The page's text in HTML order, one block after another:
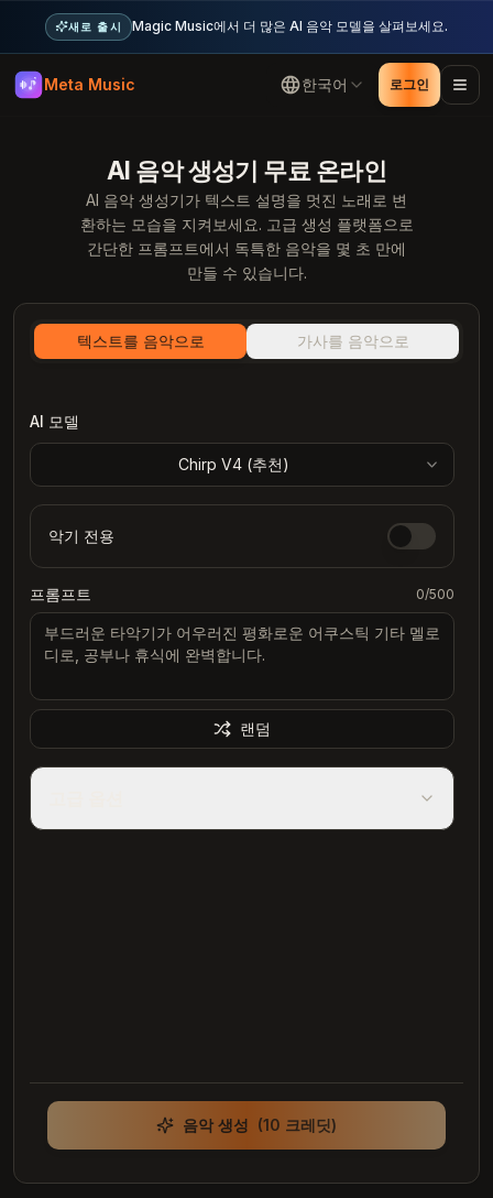
새로 출시 Magic Music에서 더 많은 AI 음악 모델을 살펴보세요.
Meta Music 한국어 로그인
AI 음악 생성기 무료 온라인
AI 음악 생성기가 텍스트 설명을 멋진 노래로 변
환하는 모습을 지켜보세요. 고급 생성 플랫폼으로
간단한 프롬프트에서 독특한 음악을 몇 초 만에
만들 수 있습니다.
텍스트를 음악으로 가사를 음악으로
AI 모델
Chirp V4 (추천)
악기 전용
프롬프트 0/500
랜덤
음악 생성 (10 크레딧)